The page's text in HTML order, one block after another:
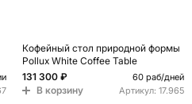
Кофейный стол природной формы
Pollux White Coffee Table
131 300 ₽
60 раб/дней
В корзину Артикул: 17.965